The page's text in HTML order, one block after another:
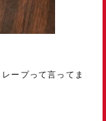
ープって言ってま